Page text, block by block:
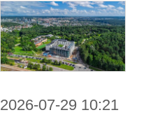
2026-07-29 10:21